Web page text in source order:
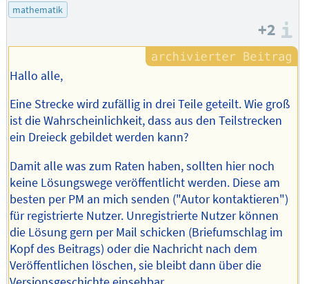
mathematik
+2
Hallo alle,
Eine Strecke wird zufällig in drei Teile geteilt. Wie groß
ist die Wahrscheinlichkeit, dass aus den Teilstrecken
ein Dreieck gebildet werden kann?
Damit alle was zum Raten haben, sollten hier noch
keine Lösungswege veröffentlicht werden. Diese am
besten per PM an mich senden ("Autor kontaktieren")
für registrierte Nutzer. Unregistrierte Nutzer können
die Lösung gern per Mail schicken (Briefumschlag im
Kopf des Beitrags) oder die Nachricht nach dem
Veröffentlichen löschen, sie bleibt dann über die